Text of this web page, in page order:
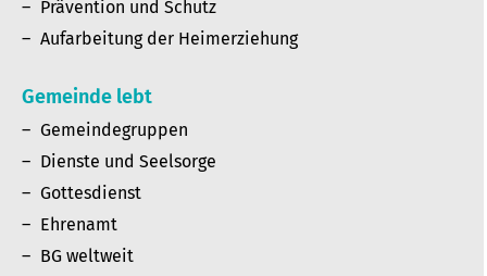
Prävention und Schutz
Aufarbeitung der Heimerziehung
Gemeinde lebt
Gemeindegruppen
Dienste und Seelsorge
Gottesdienst
Ehrenamt
BG weltweit